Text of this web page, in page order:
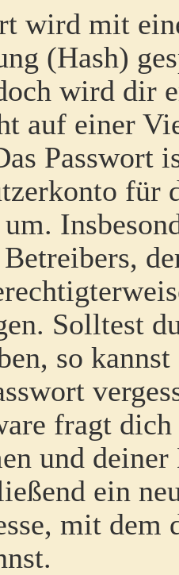
wird mit
(Hash)
wird dir
auf einer
Passwort
für
Solltest
so
fragt dich
und
ein
mit dem